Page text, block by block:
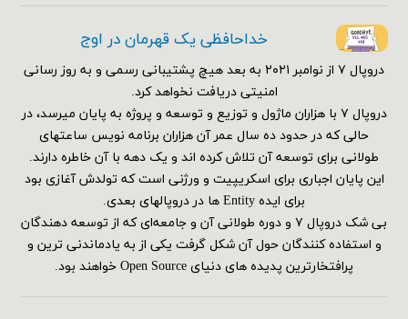
خداحافظی یک قهرمان در اوج
دروپال ۷ از نوامبر ۲۰۲۱ به بعد هیچ پشتیبانی رسمی و به روز رسانی
امنیتی دریافت نخواهد کرد.
دروپال ۷ با هزاران ماژول و توزیع و توسعه و پروژه به پایان میرسد، در
حالی که در حدود ده سال عمر آن هزاران برنامه نویس ساعتهای
طولانی برای توسعه آن تلاش کرده اند و یک دهه با آن خاطره دارند.
این پایان اجباری برای اسکریپیت و ورژنی است که تولدش آغازی بود
برای ایده Entity ها در دروپالهای بعدی.
بی شک دروپال ۷ و دوره طولانی آن و جامعه‌ای که از توسعه دهندگان
و استفاده کنندگان حول آن شکل گرفت یکی از به یادماندنی ترین و
پرافتخارترین پدیده های دنیای Open Source خواهند بود.